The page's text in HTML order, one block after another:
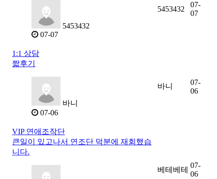
5453432
07-07
5453432
07-
07
1:1 상담
짧후기
바니
07-06
바니
07-
06
VIP 연애조작단
큰일이 있고나서 연조단 덕분에 재회했습
니다.
베테베테
07-
06